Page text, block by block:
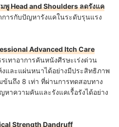
พู Head and Shoulders ลดรังแค
การกับปัญหารังแคในระดับรุนแรง
Advanced Itch Care
เทาอาการคันหนังศีรษะเร่งด่วน
และแผ่นหนาได้อย่างมีประสิทธิภาพ
นถึง 8 เท่า ที่ผ่านการทดสอบทาง
าความคันและรังแคเรื้อรังได้อย่าง
Strength Dandruff